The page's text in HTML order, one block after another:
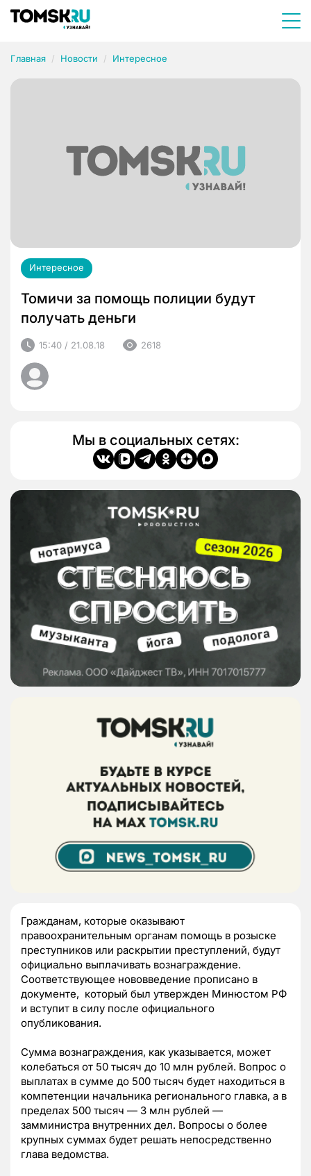
Главная Новости Интересное
Интересное
Томичи за помощь полиции будут
получать деньги
15:40 / 21.08.18 2618
Мы в социальных сетях:
Гражданам, которые оказывают
правоохранительным органам помощь в розыске
преступников или раскрытии преступлений, будут
официально выплачивать вознаграждение.
Соответствующее нововведение прописано в
документе, который был утвержден Минюстом РФ
и вступит в силу после официального
опубликования.
Сумма вознаграждения, как указывается, может
колебаться от 50 тысяч до 10 млн рублей. Вопрос о
выплатах в сумме до 500 тысяч будет находиться в
компетенции начальника регионального главка, а в
пределах 500 тысяч — 3 млн рублей —
замминистра внутренних дел. Вопросы о более
крупных суммах будет решать непосредственно
глава ведомства.